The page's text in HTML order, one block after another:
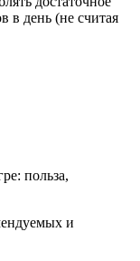
в день (не считая
и